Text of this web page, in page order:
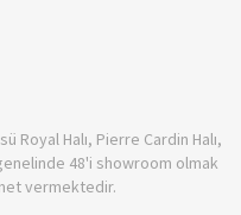
Halı, Pierre Cardin Halı,
48'i showroom olmak
vermektedir.